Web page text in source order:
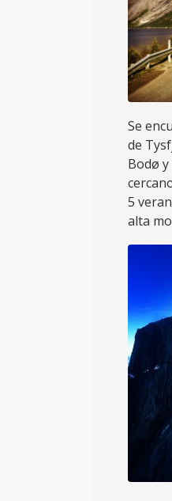
Se
de
Bodø
5
alta